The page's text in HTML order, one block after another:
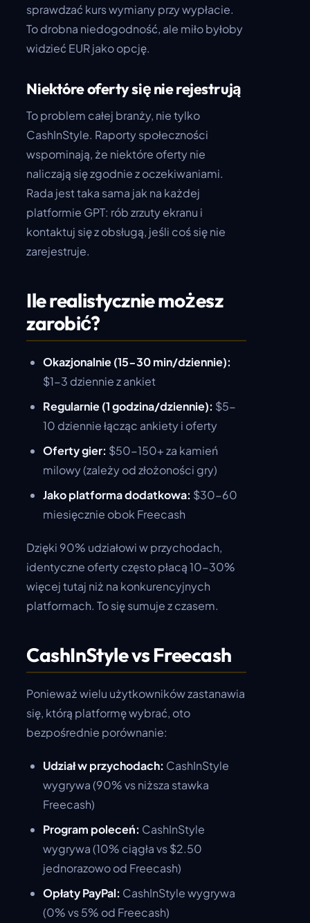
sprawdzać kurs wymiany przy wypłacie.
To drobna niedogodność, ale miło byłoby
widzieć EUR jako opcję.
Niektóre oferty się nie rejestrują
To problem całej branży, nie tylko
CashInStyle. Raporty społeczności
wspominają, że niektóre oferty nie
naliczają się zgodnie z oczekiwaniami.
Rada jest taka sama jak na każdej
platformie GPT: rób zrzuty ekranu i
kontaktuj się z obsługą, jeśli coś się nie
zarejestruje.
Ile realistycznie możesz
zarobić?
Okazjonalnie (15-30 min/dziennie):
$1-3 dziennie z ankiet
Regularnie (1 godzina/dziennie): $5-
10 dziennie łącząc ankiety i oferty
Oferty gier: $50-150+ za kamień
milowy (zależy od złożoności gry)
Jako platforma dodatkowa: $30-60
miesięcznie obok Freecash
Dzięki 90% udziałowi w przychodach,
identyczne oferty często płacą 10-30%
więcej tutaj niż na konkurencyjnych
platformach. To się sumuje z czasem.
CashInStyle vs Freecash
Ponieważ wielu użytkowników zastanawia
się, którą platformę wybrać, oto
bezpośrednie porównanie:
Udział w przychodach: CashInStyle
wygrywa (90% vs niższa stawka
Freecash)
Program poleceń: CashInStyle
wygrywa (10% ciągła vs $2.50
jednorazowo od Freecash)
Opłaty PayPal: CashInStyle wygrywa
(0% vs 5% od Freecash)